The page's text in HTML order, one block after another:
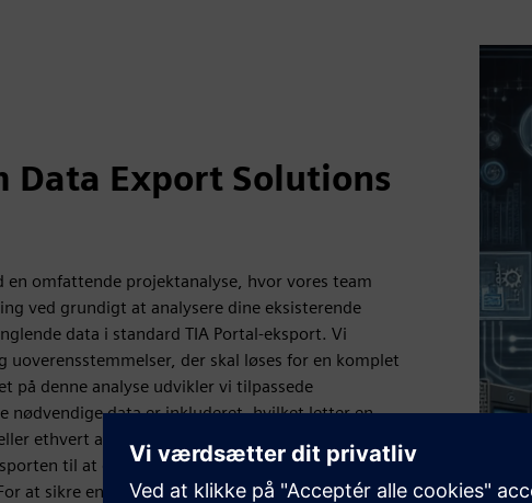
Data Export Solutions
en omfattende projektanalyse, hvor vores team
ved grundigt at analysere dine eksisterende
data i standard TIA Portal-eksport. Vi
uoverensstemmelser, der skal løses for en komplet
på denne analyse udvikler vi tilpassede
nødvendige data er inkluderet, hvilket letter en
ethvert andet værktøj efter eget valg. Vi
til at dække de manglende elementer, hvilket
at sikre en vellykket implementering yder vi